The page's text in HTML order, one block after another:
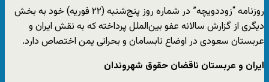
روزنامه “زوددویچه” در شماره روز پنج‌شنبه (۲۲ فوریه) خود به بخش
دیگری از گزارش سالانه عفو بین‌الملل پرداخته که به نقش ایران و
عربستان سعودی در اوضاع نابسامان و بحرانی یمن اختصاص دارد.
ایران و عربستان ناقضان حقوق شهروندان